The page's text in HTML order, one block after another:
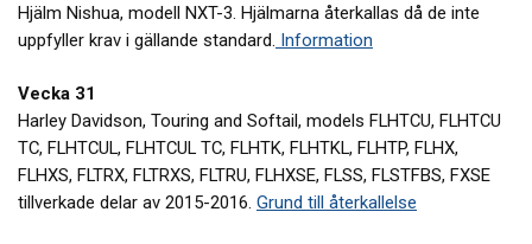
Hjälm Nishua, modell NXT-3. Hjälmarna återkallas då de inte
uppfyller krav i gällande standard. Information
Vecka 31
Harley Davidson, Touring and Softail, models FLHTCU, FLHTCU
TC, FLHTCUL, FLHTCUL TC, FLHTK, FLHTKL, FLHTP, FLHX,
FLHXS, FLTRX, FLTRXS, FLTRU, FLHXSE, FLSS, FLSTFBS, FXSE
tillverkade delar av 2015-2016. Grund till återkallelse